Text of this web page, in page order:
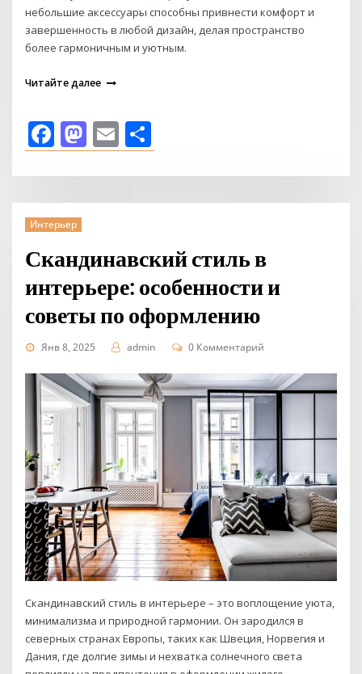
небольшие аксессуары способны привнести комфорт и
завершенность в любой дизайн, делая пространство
более гармоничным и уютным.
Читайте далее
Facebook
Mastodon
Email
Интерьер
Скандинавский стиль в
интерьере: особенности и
советы по оформлению
Янв 8, 2025 admin 0 Комментарий
Скандинавский стиль в интерьере – это воплощение уюта,
минимализма и природной гармонии. Он зародился в
северных странах Европы, таких как Швеция, Норвегия и
Дания, где долгие зимы и нехватка солнечного света